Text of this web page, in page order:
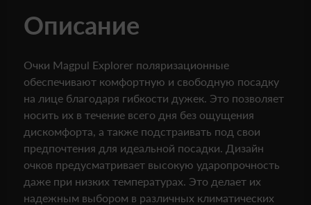
Описание
Очки Magpul Explorer поляризационные
обеспечивают комфортную и свободную посадку
на лице благодаря гибкости дужек. Это позволяет
носить их в течение всего дня без ощущения
дискомфорта, а также подстраивать под свои
предпочтения для идеальной посадки. Дизайн
очков предусматривает высокую ударопрочность
даже при низких температурах. Это делает их
надежным выбором в различных климатических